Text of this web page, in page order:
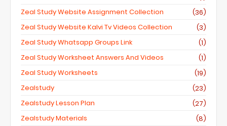
Zeal Study Website Assignment Collection
(36)
Zeal Study Website Kalvi Tv Videos Collection
(3)
Zeal Study Whatsapp Groups Link
(1)
Zeal Study Worksheet Answers And Videos
(1)
Zeal Study Worksheets
(19)
Zealstudy
(23)
Zealstudy Lesson Plan
(27)
Zealstudy Materials
(8)